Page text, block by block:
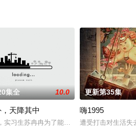
熙被整容成了一个大美女，并有了新身份
集全 10.0
天降其中
实习生苏冉冉为了能够顺利告白，努力加
更新第35集
嗨1995
遭受打击对生活失